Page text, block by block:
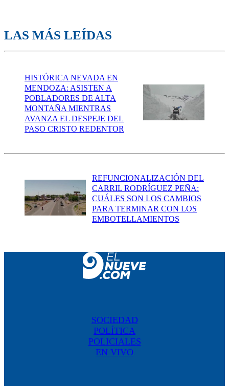
LAS MÁS LEÍDAS
HISTÓRICA NEVADA EN
MENDOZA: ASISTEN A
POBLADORES DE ALTA
MONTAÑA MIENTRAS
AVANZA EL DESPEJE DEL
PASO CRISTO REDENTOR
REFUNCIONALIZACIÓN DEL
CARRIL RODRÍGUEZ PEÑA:
CUÁLES SON LOS CAMBIOS
PARA TERMINAR CON LOS
EMBOTELLAMIENTOS
SOCIEDAD
POLÍTICA
POLICIALES
EN VIVO